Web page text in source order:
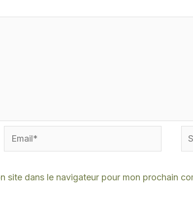
site dans le navigateur pour mon prochain